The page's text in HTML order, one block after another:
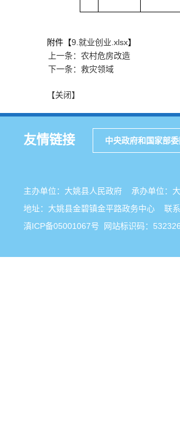
附件【9.就业创业.xlsx】
上一条：农村危房改造
下一条：救灾领域
【关闭】
友情链接 中央政府和国家部
主办单位：大姚县人民政府 承办单位：
地址：大姚县金碧镇金平路政务中心 联
滇ICP备05001067号 网站标识码：